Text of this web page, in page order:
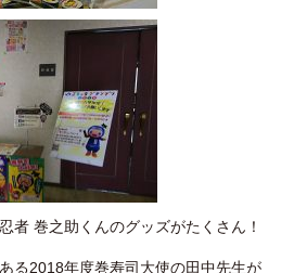
者 巻之助くんのグッズがたくさん！
る2018年度巻寿司大使の田中先生が